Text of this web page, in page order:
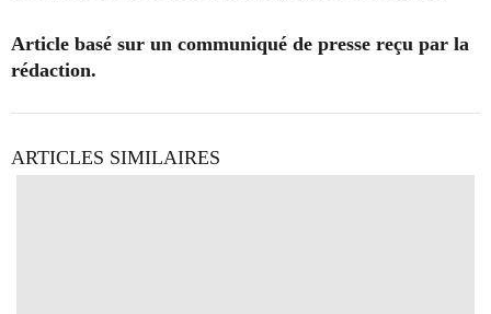
Article basé sur un communiqué de presse reçu par la
rédaction.
ARTICLES SIMILAIRES